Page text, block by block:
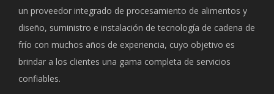
un proveedor integrado de procesamiento de alimentos y
diseño, suministro e instalación de tecnología de cadena de
frío con muchos años de experiencia, cuyo objetivo es
brindar a los clientes una gama completa de servicios
confiables.